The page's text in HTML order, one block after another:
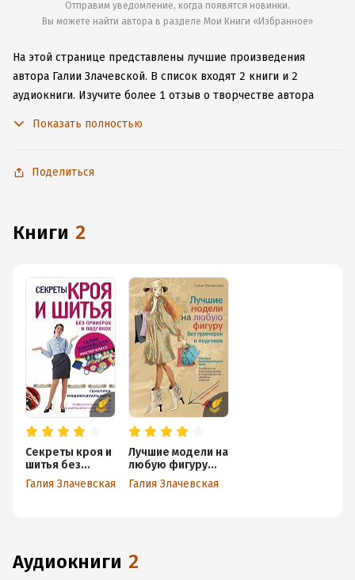
Отправим уведомление, когда появятся новинки.
Вы можете найти автора в разделе Мои Книги «Избранное»
На этой странице представлены лучшие произведения
автора Галии Злачевской. В список входят 2 книги и 2
аудиокниги. Изучите более 1 отзыв о творчестве автора
произведениями даже без подключения к интернету.
Показать полностью
Поделиться
книги 2
Секреты кроя и
шитья без
примерок и
подгонок
Галия Злачевская
Лучшие модели на
любую фигуру
без примерок и
подгонок
Галия Злачевская
аудиокниги 2